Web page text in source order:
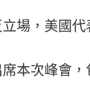
場，美國
本次峰會